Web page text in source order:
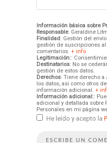
Información básica sobre
Responsable: Geraldine
Finalidad: Gestión del
gestión de suscripciones
comentarios. + info
Legitimación::
Destinatarios: No se
gestión de estos datos.
Derechos: Tiene derecho
los datos, así como otros
información adicional. +
Información adicional::
adicional y detallada sobre
Personales en mi página
He leído y acepto la